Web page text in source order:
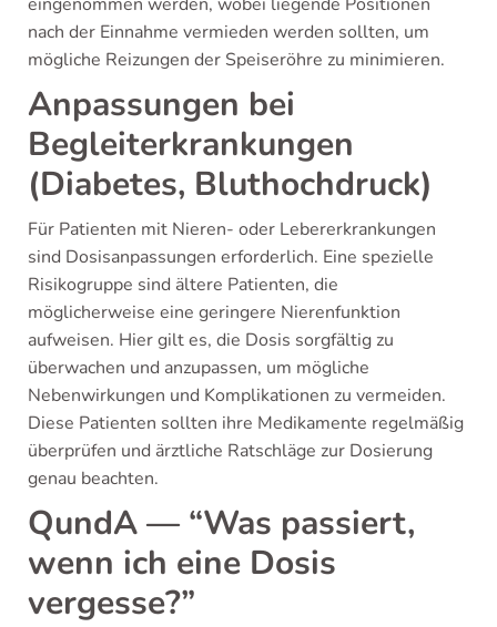
nach der Einnahme vermieden werden sollten, um
mögliche Reizungen der Speiseröhre zu minimieren.
Anpassungen bei
Begleiterkrankungen
(Diabetes, Bluthochdruck)
Für Patienten mit Nieren- oder Lebererkrankungen
sind Dosisanpassungen erforderlich. Eine spezielle
Risikogruppe sind ältere Patienten, die
möglicherweise eine geringere Nierenfunktion
aufweisen. Hier gilt es, die Dosis sorgfältig zu
überwachen und anzupassen, um mögliche
Nebenwirkungen und Komplikationen zu vermeiden.
Diese Patienten sollten ihre Medikamente regelmäßig
überprüfen und ärztliche Ratschläge zur Dosierung
genau beachten.
QundA — “Was passiert,
wenn ich eine Dosis
vergesse?”